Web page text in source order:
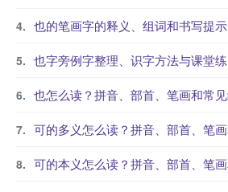
也的笔画字的释义、组词和书写提示
也字旁例字整理、识字方法与课堂
也怎么读？拼音、部首、笔画和常
可的多义怎么读？拼音、部首、笔
可的本义怎么读？拼音、部首、笔